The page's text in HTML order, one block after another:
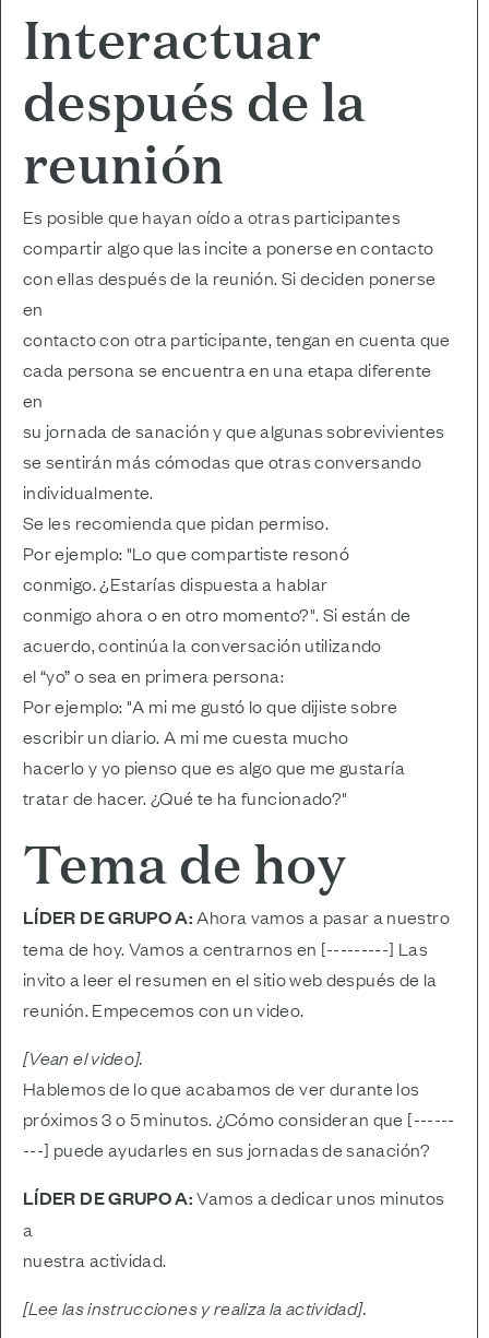
Interactuar
después de la
reunión
Es posible que hayan oído a otras participantes
compartir algo que las incite a ponerse en contacto
con ellas después de la reunión. Si deciden ponerse
en
contacto con otra participante, tengan en cuenta que
cada persona se encuentra en una etapa diferente
en
su jornada de sanación y que algunas sobrevivientes
se sentirán más cómodas que otras conversando
individualmente.
Se les recomienda que pidan permiso.
Por ejemplo: "Lo que compartiste resonó
conmigo. ¿Estarías dispuesta a hablar
conmigo ahora o en otro momento?". Si están de
acuerdo, continúa la conversación utilizando
el “yo” o sea en primera persona:
Por ejemplo: "A mi me gustó lo que dijiste sobre
escribir un diario. A mi me cuesta mucho
hacerlo y yo pienso que es algo que me gustaría
tratar de hacer. ¿Qué te ha funcionado?"
Tema de hoy
LÍDER DE GRUPO A: Ahora vamos a pasar a nuestro
tema de hoy. Vamos a centrarnos en [---------] Las
invito a leer el resumen en el sitio web después de la
reunión. Empecemos con un video.
[Vean el video].
Hablemos de lo que acabamos de ver durante los
próximos 3 o 5 minutos. ¿Cómo consideran que [------
---] puede ayudarles en sus jornadas de sanación?
LÍDER DE GRUPO A:Vamos a dedicar unos minutos
a
nuestra actividad.
[Lee las instrucciones y realiza la actividad].